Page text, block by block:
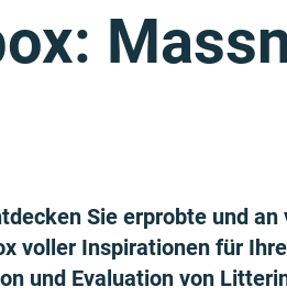
Sie erprobte und
voller Inspirationen für
und Evaluation von